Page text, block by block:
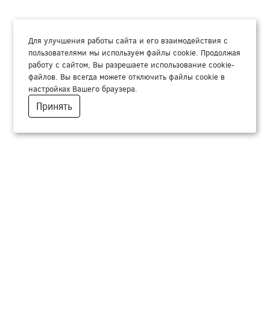
Для улучшения работы сайта и его взаимодействия с
пользователями мы используем файлы cookie. Продолжая
работу с сайтом, Вы разрешаете использование cookie-
файлов. Вы всегда можете отключить файлы cookie в
настройках Вашего браузера.
Принять